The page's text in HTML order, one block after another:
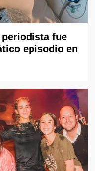
fue
episodio en